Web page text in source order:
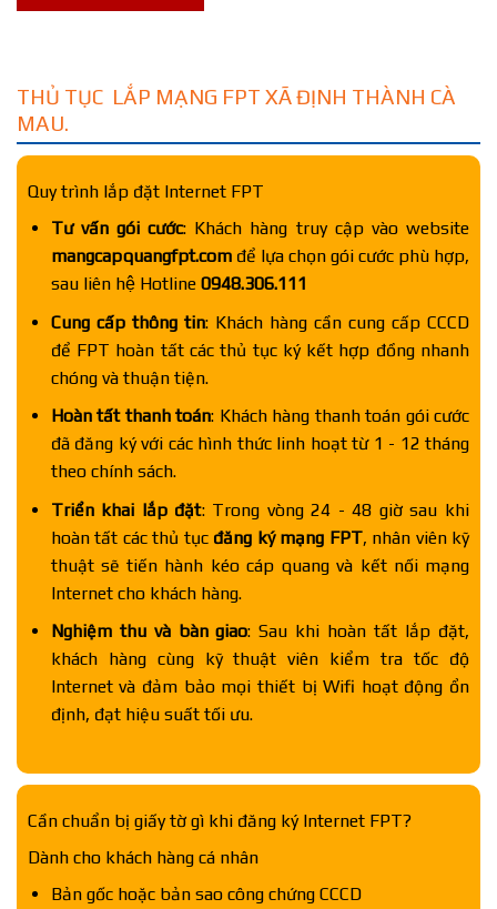
THỦ TỤC LẮP MẠNG FPT XÃ ĐỊNH THÀNH CÀ
MAU.
Quy trình lắp đặt Internet FPT
Tư vấn gói cước: Khách hàng truy cập vào website
mangcapquangfpt.comđể lựa chọn gói cước phù hợp,
sau liên hệ Hotline 0948.306.111
Cung cấp thông tin: Khách hàng cần cung cấp CCCD
để FPT hoàn tất các thủ tục ký kết hợp đồng nhanh
chóng và thuận tiện.
Hoàn tất thanh toán: Khách hàng thanh toán gói cước
đã đăng ký với các hình thức linh hoạt từ 1 - 12 tháng
theo chính sách.
Triển khai lắp đặt: Trong vòng 24 - 48 giờ sau khi
hoàn tất các thủ tục đăng ký mạng FPT, nhân viên kỹ
thuật sẽ tiến hành kéo cáp quang và kết nối mạng
Internet cho khách hàng.
Nghiệm thu và bàn giao: Sau khi hoàn tất lắp đặt,
khách hàng cùng kỹ thuật viên kiểm tra tốc độ
Internet và đảm bảo mọi thiết bị Wifi hoạt động ổn
định, đạt hiệu suất tối ưu.
Cần chuẩn bị giấy tờ gì khi đăng ký Internet FPT?
Dành cho khách hàng cá nhân
Bản gốc hoặc bản sao công chứng CCCD